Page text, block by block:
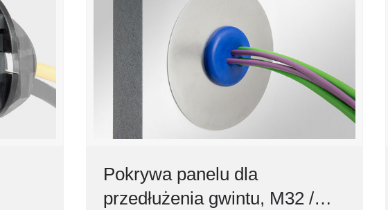
Pokrywa panelu dla
przedłużenia gwintu, M32 /